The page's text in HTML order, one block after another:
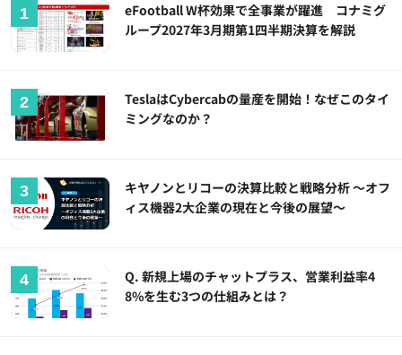
eFootball W杯効果で全事業が躍進 コナミグ
ループ2027年3月期第1四半期決算を解説
TeslaはCybercabの量産を開始！なぜこのタイ
ミングなのか？
キヤノンとリコーの決算比較と戦略分析 ～オフ
ィス機器2大企業の現在と今後の展望～
Q. 新規上場のチャットプラス、営業利益率4
8%を生む3つの仕組みとは？